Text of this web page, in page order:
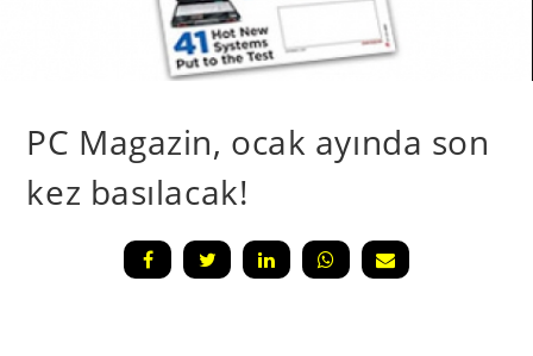
PC Magazin, ocak ayında son
kez basılacak!